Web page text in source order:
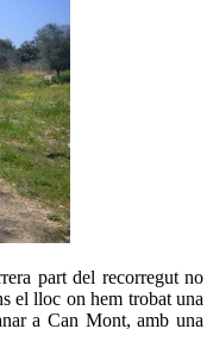
part del recorregut no
el lloc on hem trobat una
a Can Mont, amb una